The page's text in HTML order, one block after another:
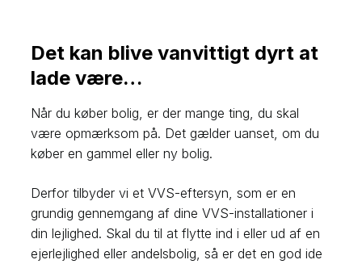
Det kan blive vanvittigt dyrt at
lade være…
Når du køber bolig, er der mange ting, du skal
være opmærksom på. Det gælder uanset, om du
køber en gammel eller ny bolig.
Derfor tilbyder vi et VVS-eftersyn, som er en
grundig gennemgang af dine VVS-installationer i
din lejlighed. Skal du til at flytte ind i eller ud af en
ejerlejlighed eller andelsbolig, så er det en god ide